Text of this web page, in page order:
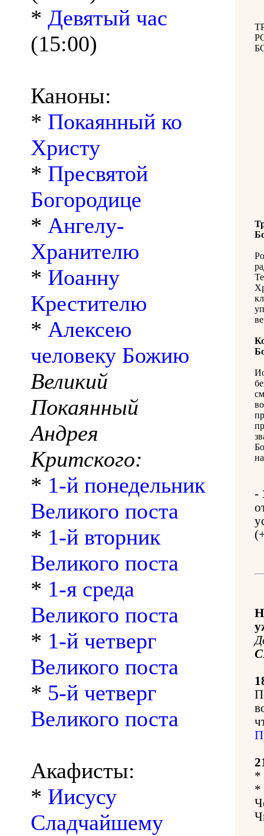
* Девятый час
(15:00)
Каноны:
* Покаянный ко
Христу
* Пресвятой
Богородице
* Ангелу-
Хранителю
* Иоанну
Крестителю
* Алексею
человеку Божию
Великий
Покаянный
Андрея
Критского:
* 1-й понедельник
Великого поста
* 1-й вторник
Великого поста
* 1-я среда
Великого поста
* 1-й четверг
Великого поста
* 5-й четверг
Великого поста
Акафисты:
* Иисусу
Сладчайшему
-
*
*